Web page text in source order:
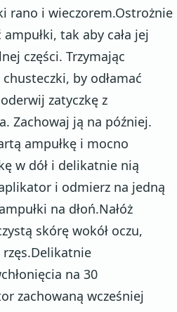
rano i wieczorem.Ostrożnie
tak aby cała jej
części. Trzymając
by odłamać
zatyczkę z
Zachowaj ją na później.
ampułkę i mocno
w dół i delikatnie nią
i odmierz na jedną
na dłoń.Nałóż
skórę wokół oczu,
na 30
zachowaną wcześniej